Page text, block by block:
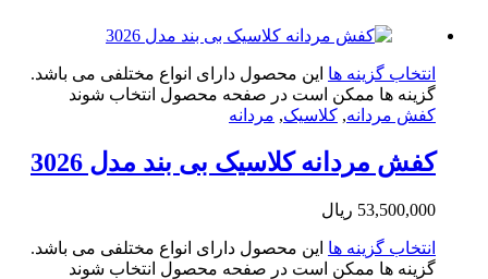
گزینه ها این محصول دارای انواع مختلفی می باشد.
ها ممکن است در صفحه محصول انتخاب شوند
مردانه, کلاسیک, مردانه
مردانه کلاسیک بی بند مدل 3026
ریال
گزینه ها این محصول دارای انواع مختلفی می باشد.
ها ممکن است در صفحه محصول انتخاب شوند